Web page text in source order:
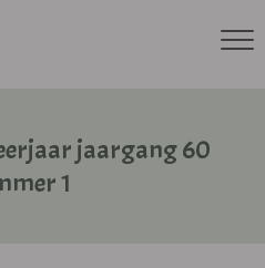
jaargang 60
1